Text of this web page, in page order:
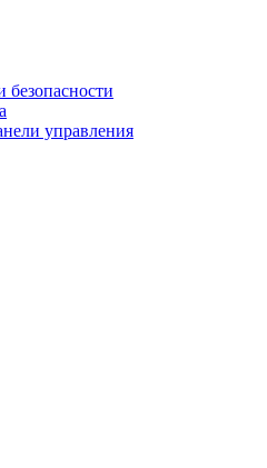
безопасности
управления